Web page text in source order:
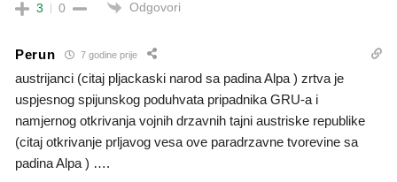
3 0 Odgovori
Perun 7 godine prije
austrijanci (citaj pljackaski narod sa padina Alpa ) zrtva je
uspjesnog spijunskog poduhvata pripadnika GRU-a i
namjernog otkrivanja vojnih drzavnih tajni austriske republike
(citaj otkrivanje prljavog vesa ove paradrzavne tvorevine sa
padina Alpa ) ….